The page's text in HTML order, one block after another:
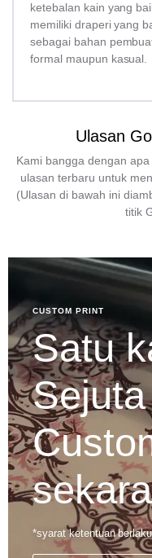
ketebalan kain yang
memiliki draperi yang
sebagai bahan
formal maupun kasual.
Ulasan
Kami bangga dengan
ulasan terbaru untuk
(Ulasan di bawah ini
titik
CUSTOM PRINT
Satu
*syarat ketentuan berlaku